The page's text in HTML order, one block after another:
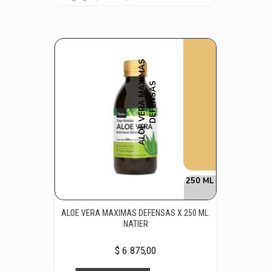
A
L
O
E
V
E
R
A
M
AX
I
M
A
S
D
E
F
E
N
S
AS
250 ML
ALOE VERA MAXIMAS DEFENSAS X 250 ML.
NATIER
$ 6.875,00